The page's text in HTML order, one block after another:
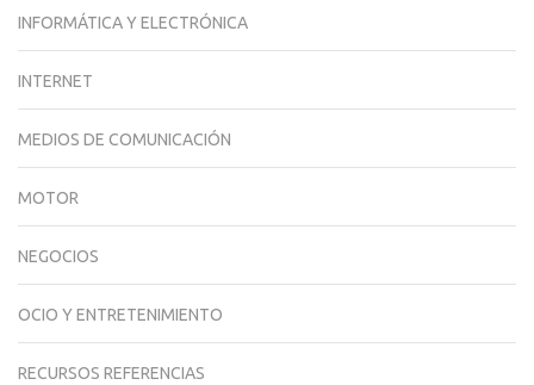
INFORMÁTICA Y ELECTRÓNICA
INTERNET
MEDIOS DE COMUNICACIÓN
MOTOR
NEGOCIOS
OCIO Y ENTRETENIMIENTO
RECURSOS REFERENCIAS